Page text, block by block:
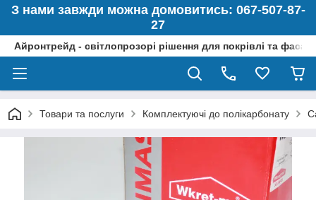
З нами завжди можна домовитись: 067-507-87-
27
Айронтрейд - світлопрозорі рішення для покрівлі та
Товари та послуги Комплектуючі до полікарбонату